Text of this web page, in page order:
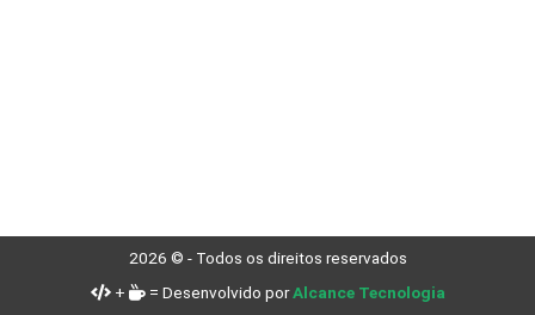
2026 © - Todos os direitos reservados
+
= Desenvolvido porAlcance Tecnologia